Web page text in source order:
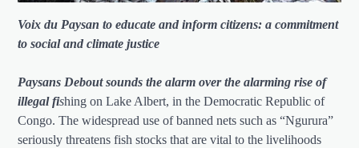
Voix du Paysan to educate and inform citizens: a commitment
to social and climate justice
Paysans Debout sounds the alarm over the alarming rise of
illegal fishing on Lake Albert, in the Democratic Republic of
Congo. The widespread use of banned nets such as “Ngurura”
seriously threatens fish stocks that are vital to the livelihoods